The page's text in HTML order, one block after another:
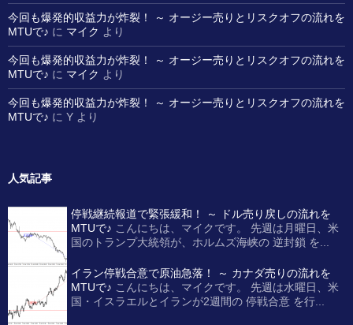
今回も爆発的収益力が炸裂！ ～ オージー売りとリスクオフの流れを
MTUで♪ に マイク より
今回も爆発的収益力が炸裂！ ～ オージー売りとリスクオフの流れを
MTUで♪ に マイク より
今回も爆発的収益力が炸裂！ ～ オージー売りとリスクオフの流れを
MTUで♪ に Y より
人気記事
停戦継続報道で緊張緩和！ ～ ドル売り戻しの流れを
MTUで♪ こんにちは、マイクです。 先週は月曜日、米
国のトランプ大統領が、ホルムズ海峡の 逆封鎖 を...
イラン停戦合意で原油急落！ ～ カナダ売りの流れを
MTUで♪ こんにちは、マイクです。 先週は水曜日、米
国・イスラエルとイランが2週間の 停戦合意 を行...